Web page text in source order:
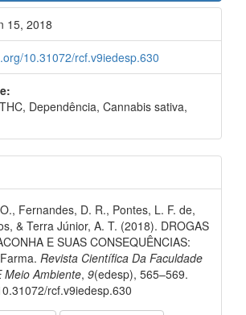
15, 2018
10.31072/rcf.v9iedesp.630
Dependência, Cannabis sativa,
Fernandes, D. R., Pontes, L. F. de,
& Terra Júnior, A. T. (2018). DROGAS
E SUAS CONSEQUÊNCIAS:
Revista Científica Da Faculdade
Meio Ambiente, 9(edesp), 565–569.
rcf.v9iedesp.630